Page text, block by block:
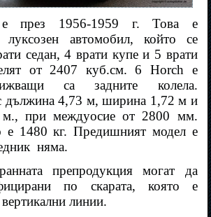
е през 1956-1959 г. Това е
луксозен автомобил, който се
седан, 4 врати купе и 5 врати
от 2407 куб.см. 6 Horch е
са задните колела.
дължина 4,73 м, ширина 1,72 м и
м., при междуосие от 2800 мм.
е 1480 кг. Предишният модел е
няма.
препродукция могат да
по скарата, която е
линии.